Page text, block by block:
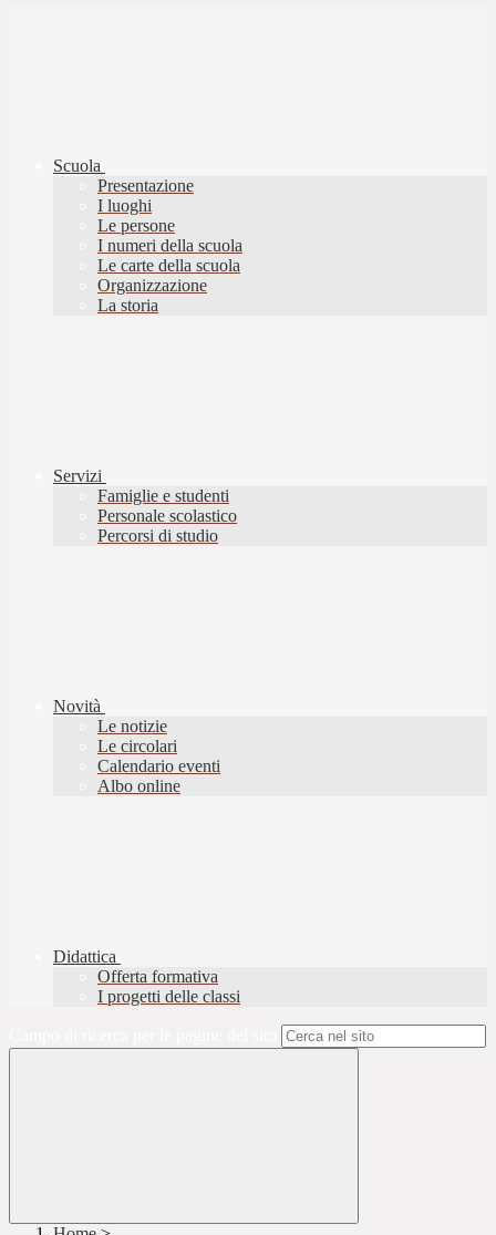
Scuola
Presentazione
I luoghi
Le persone
I numeri della scuola
Le carte della scuola
Organizzazione
La storia
Servizi
Famiglie e studenti
Personale scolastico
Percorsi di studio
Novità
Le notizie
Le circolari
Calendario eventi
Albo online
Didattica
Offerta formativa
I progetti delle classi